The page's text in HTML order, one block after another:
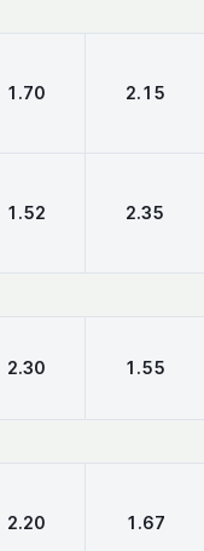
1.70 2.15
1.52 2.35
2.30 1.55
2.20 1.67